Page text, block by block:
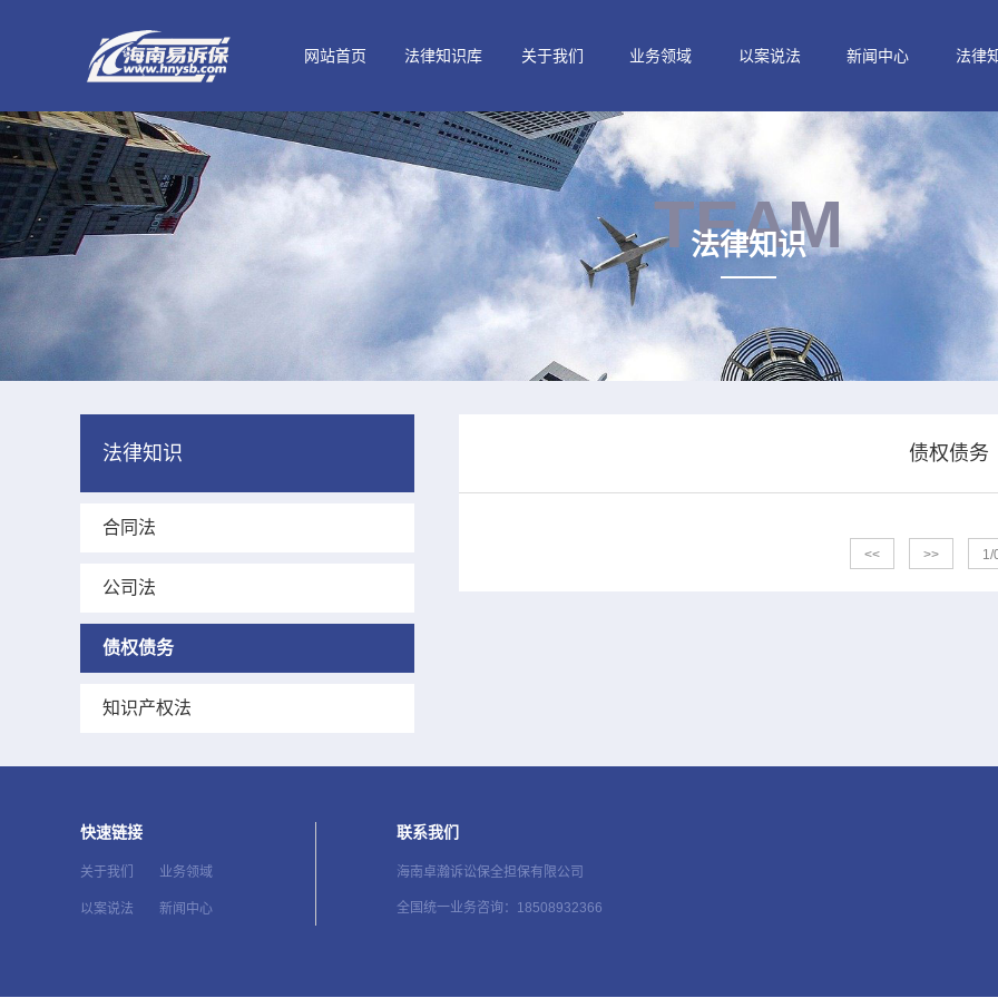
网站首页 法律知识库 关于我们 业务领域 以案说法 新闻中心 法律
TEAM
法律知识
法律知识
合同法
公司法
债权债务
知识产权法
债权债务
<< >> 1/
快速链接
关于我们 业务领域
以案说法 新闻中心
联系我们
海南卓瀚诉讼保全担保有限公司
全国统一业务咨询：18508932366